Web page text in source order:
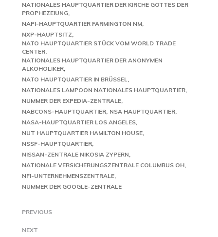
NATIONALES HAUPTQUARTIER DER KIRCHE GOTTES DER
PROPHEZEIUNG
NAPI-HAUPTQUARTIER FARMINGTON NM
NXP-HAUPTSITZ
NATO HAUPTQUARTIER STÜCK VOM WORLD TRADE
CENTER
NATIONALES HAUPTQUARTIER DER ANONYMEN
ALKOHOLIKER
NATO HAUPTQUARTIER IN BRÜSSEL
NATIONALES LAMPOON NATIONALES HAUPTQUARTIER
NUMMER DER EXPEDIA-ZENTRALE
NABCONS-HAUPTQUARTIER NSA HAUPTQUARTIER
NASA-HAUPTQUARTIER LOS ANGELES
NUT HAUPTQUARTIER HAMILTON HOUSE
NSSF-HAUPTQUARTIER
NISSAN-ZENTRALE NIKOSIA ZYPERN
NATIONALE VERSICHERUNGSZENTRALE COLUMBUS OH
NFI-UNTERNEHMENSZENTRALE
NUMMER DER GOOGLE-ZENTRALE
PREVIOUS
NEXT